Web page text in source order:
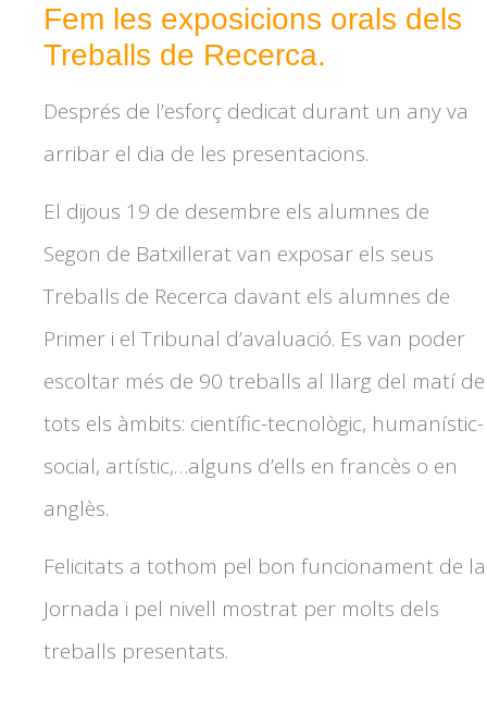
Fem les exposicions orals dels
Treballs de Recerca.
Després de l’esforç dedicat durant un any va
arribar el dia de les presentacions.
El dijous 19 de desembre els alumnes de
Segon de Batxillerat van exposar els seus
Treballs de Recerca davant els alumnes de
Primer i el Tribunal d’avaluació. Es van poder
escoltar més de 90 treballs al llarg del matí de
tots els àmbits: científic-tecnològic, humanístic-
social, artístic,…alguns d’ells en francès o en
anglès.
Felicitats a tothom pel bon funcionament de la
Jornada i pel nivell mostrat per molts dels
treballs presentats.